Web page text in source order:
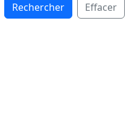
Rechercher Effacer